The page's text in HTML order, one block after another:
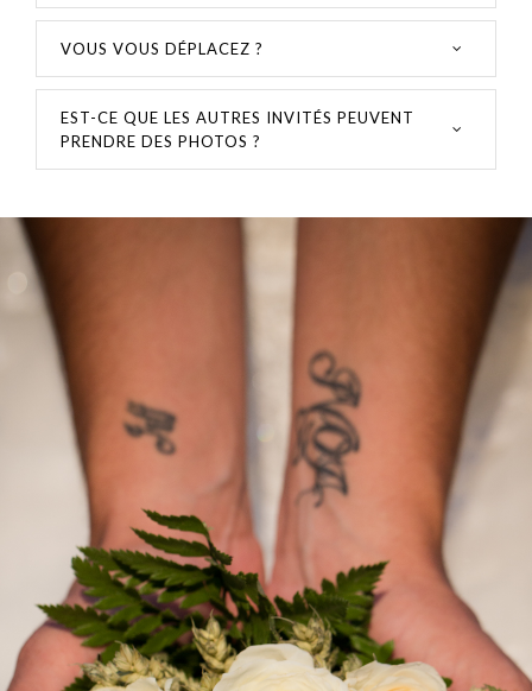
VOUS VOUS DÉPLACEZ ?
EST-CE QUE LES AUTRES INVITÉS PEUVENT
PRENDRE DES PHOTOS ?